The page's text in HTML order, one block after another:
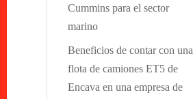
Cummins para el sector
marino
Beneficios de contar con una
flota de camiones ET5 de
Encava en una empresa de